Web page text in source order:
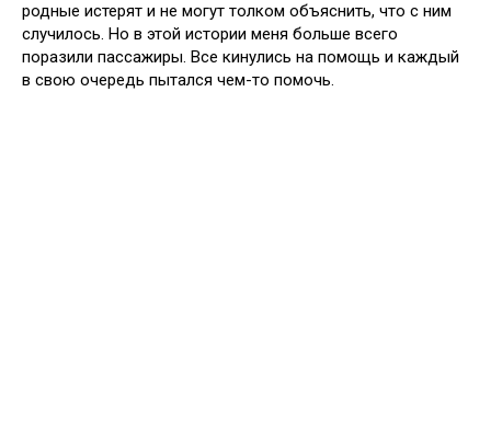
родные истерят и не могут толком объяснить, что с ним
случилось. Но в этой истории меня больше всего
поразили пассажиры. Все кинулись на помощь и каждый
в свою очередь пытался чем-то помочь.